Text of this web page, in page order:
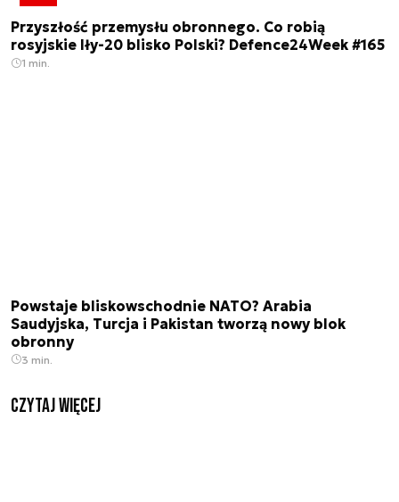
Przyszłość przemysłu obronnego. Co robią
rosyjskie Iły-20 blisko Polski? Defence24Week #165
1 min.
Powstaje bliskowschodnie NATO? Arabia
Saudyjska, Turcja i Pakistan tworzą nowy blok
obronny
3 min.
czytaj więcej